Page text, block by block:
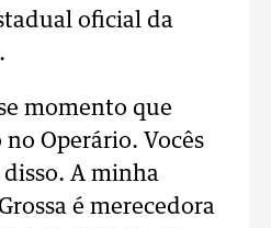
oficial da
momento que
Operário. Vocês
disso. A minha
é merecedora